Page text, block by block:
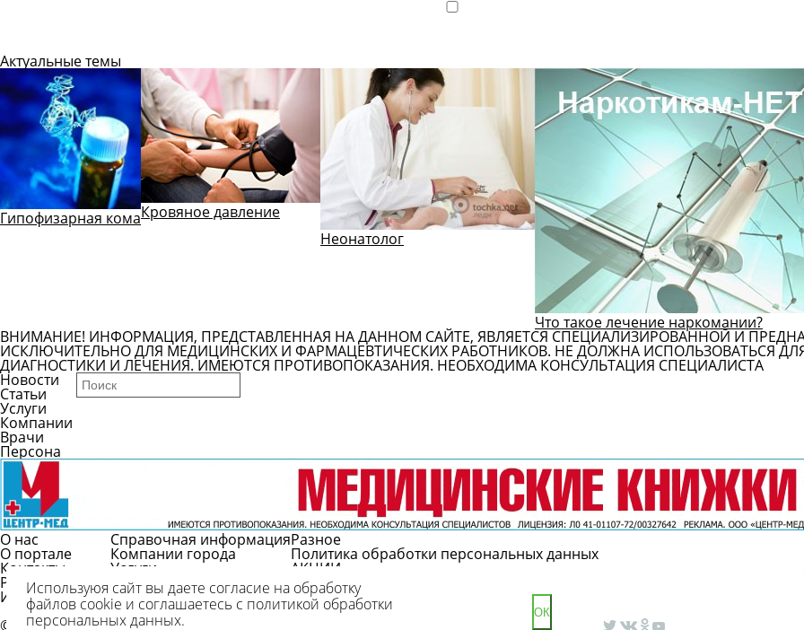
Актуальные темы
Гипофизарная комаКровяное давление
Неонатолог
Что такое лечение наркомании?
ВНИМАНИЕ! ИНФОРМАЦИЯ, ПРЕДСТАВЛЕННАЯ НА ДАННОМ САЙТЕ, ЯВЛЯЕТСЯ СПЕЦИАЛИЗИРОВАННОЙ И
ИСКЛЮЧИТЕЛЬНО ДЛЯ МЕДИЦИНСКИХ И ФАРМАЦЕВТИЧЕСКИХ РАБОТНИКОВ. НЕ ДОЛЖНА ИСПОЛЬЗОВАТЬСЯ
ДИАГНОСТИКИ И ЛЕЧЕНИЯ. ИМЕЮТСЯ ПРОТИВОПОКАЗАНИЯ. НЕОБХОДИМА КОНСУЛЬТАЦИЯ СПЕЦИАЛИСТА
Новости
Статьи
Услуги
Компании
Врачи
Персона
О нас
О портале
Контакты
Реклама
Использование
Справочная информация
Компании города
Услуги
Врачи
Справочник болезней
Вопрос/ответ
Разное
Политика обработки персональных данных
АКЦИИ
© 2009-2026 г.
Используюя сайт вы даете согласие на обработку
файлов cookie и соглашаетесь с политикой обработки
персональных данных.
ОК